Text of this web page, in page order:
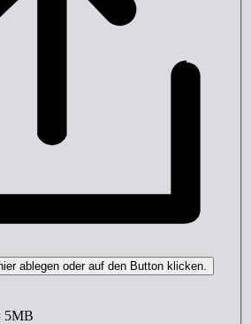
ablegen oder auf den Button klicken.
5MB